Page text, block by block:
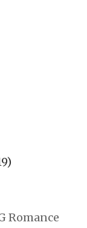
Romance